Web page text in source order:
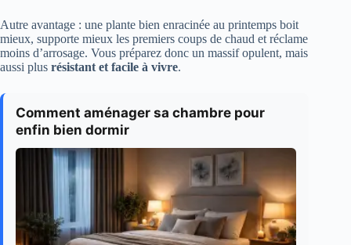
Autre avantage : une plante bien enracinée au printemps boit
mieux, supporte mieux les premiers coups de chaud et réclame
moins d’arrosage. Vous préparez donc un massif opulent, mais
aussi plus résistant et facile à vivre.
Comment aménager sa chambre pour
enfin bien dormir